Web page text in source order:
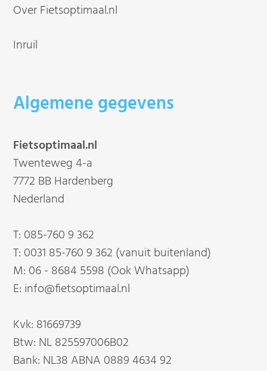
Over Fietsoptimaal.nl
Inruil
Algemene gegevens
Fietsoptimaal.nl
Twenteweg 4-a
7772 BB Hardenberg
Nederland
T: 085-760 9 362
T: 0031 85-760 9 362 (vanuit buitenland)
M: 06 - 8684 5598 (Ook Whatsapp)
E: info@fietsoptimaal.nl
Kvk: 81669739
Btw: NL 825597006B02
Bank: NL38 ABNA 0889 4634 92